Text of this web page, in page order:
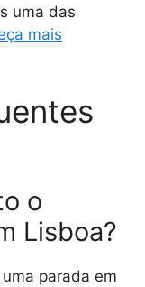
uma das
mais
o
Lisboa?
parada em